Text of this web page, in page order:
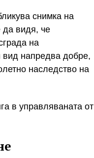
снимка на
да видя, че
на
вид напредва добре,
наследство на
в управляваната от